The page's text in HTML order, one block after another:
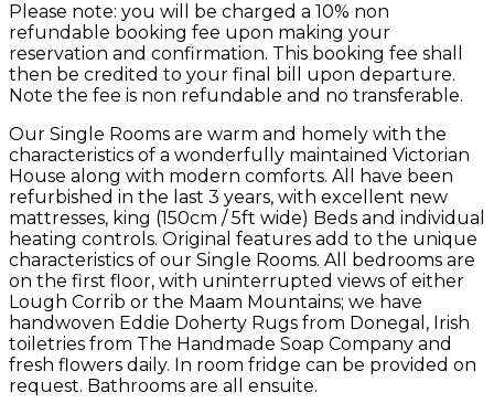
Please note: you will be charged a 10% non
refundable booking fee upon making your
reservation and confirmation. This booking fee shall
then be credited to your final bill upon departure.
Note the fee is non refundable and no transferable.
Our Single Rooms are warm and homely with the
characteristics of a wonderfully maintained Victorian
House along with modern comforts. All have been
refurbished in the last 3 years, with excellent new
mattresses, king (150cm / 5ft wide) Beds and individual
heating controls. Original features add to the unique
characteristics of our Single Rooms. All bedrooms are
on the first floor, with uninterrupted views of either
Lough Corrib or the Maam Mountains; we have
handwoven Eddie Doherty Rugs from Donegal, Irish
toiletries from The Handmade Soap Company and
fresh flowers daily. In room fridge can be provided on
request. Bathrooms are all ensuite.